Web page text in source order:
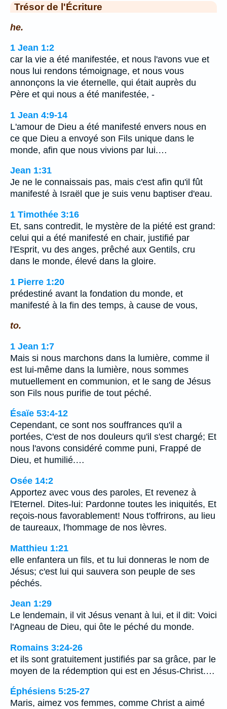
Trésor de l'Écriture
he.
1 Jean 1:2
car la vie a été manifestée, et nous l'avons vue et
nous lui rendons témoignage, et nous vous
annonçons la vie éternelle, qui était auprès du
Père et qui nous a été manifestée, -
1 Jean 4:9-14
L'amour de Dieu a été manifesté envers nous en
ce que Dieu a envoyé son Fils unique dans le
monde, afin que nous vivions par lui.…
Jean 1:31
Je ne le connaissais pas, mais c'est afin qu'il fût
manifesté à Israël que je suis venu baptiser d'eau.
1 Timothée 3:16
Et, sans contredit, le mystère de la piété est grand:
celui qui a été manifesté en chair, justifié par
l'Esprit, vu des anges, prêché aux Gentils, cru
dans le monde, élevé dans la gloire.
1 Pierre 1:20
prédestiné avant la fondation du monde, et
manifesté à la fin des temps, à cause de vous,
to.
1 Jean 1:7
Mais si nous marchons dans la lumière, comme il
est lui-même dans la lumière, nous sommes
mutuellement en communion, et le sang de Jésus
son Fils nous purifie de tout péché.
Ésaïe 53:4-12
Cependant, ce sont nos souffrances qu'il a
portées, C'est de nos douleurs qu'il s'est chargé; Et
nous l'avons considéré comme puni, Frappé de
Dieu, et humilié.…
Osée 14:2
Apportez avec vous des paroles, Et revenez à
l'Eternel. Dites-lui: Pardonne toutes les iniquités, Et
reçois-nous favorablement! Nous t'offrirons, au lieu
de taureaux, l'hommage de nos lèvres.
Matthieu 1:21
elle enfantera un fils, et tu lui donneras le nom de
Jésus; c'est lui qui sauvera son peuple de ses
péchés.
Jean 1:29
Le lendemain, il vit Jésus venant à lui, et il dit: Voici
l'Agneau de Dieu, qui ôte le péché du monde.
Romains 3:24-26
et ils sont gratuitement justifiés par sa grâce, par le
moyen de la rédemption qui est en Jésus-Christ.…
Éphésiens 5:25-27
Maris, aimez vos femmes, comme Christ a aimé